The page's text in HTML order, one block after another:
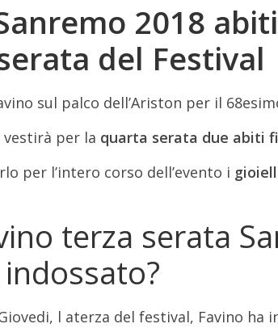
2018
del Festival
sul palco dell’Ariston per il
vestirà per la quarta serata due abiti
per l’intero corso dell’evento i
terza serata
l aterza del festival, Favino ha